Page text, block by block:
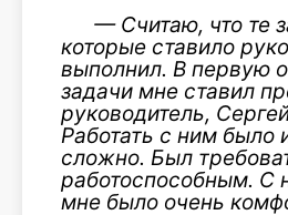
— Считаю, что те
которые ставило
выполнил. В первую
задачи мне ставил
руководитель,
Работать с ним было
сложно. Был
работоспособным. С
мне было очень